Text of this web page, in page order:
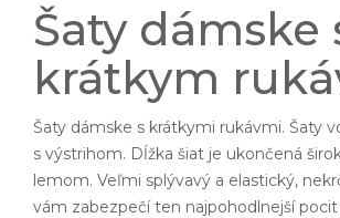
Šaty dámske
krátkym
Šaty dámske s krátkymi rukávmi. Šaty
s výstrihom. Dĺžka šiat je ukončená
lemom. Veľmi splývavý a elastický,
vám zabezpečí ten najpohodlnejší pocit